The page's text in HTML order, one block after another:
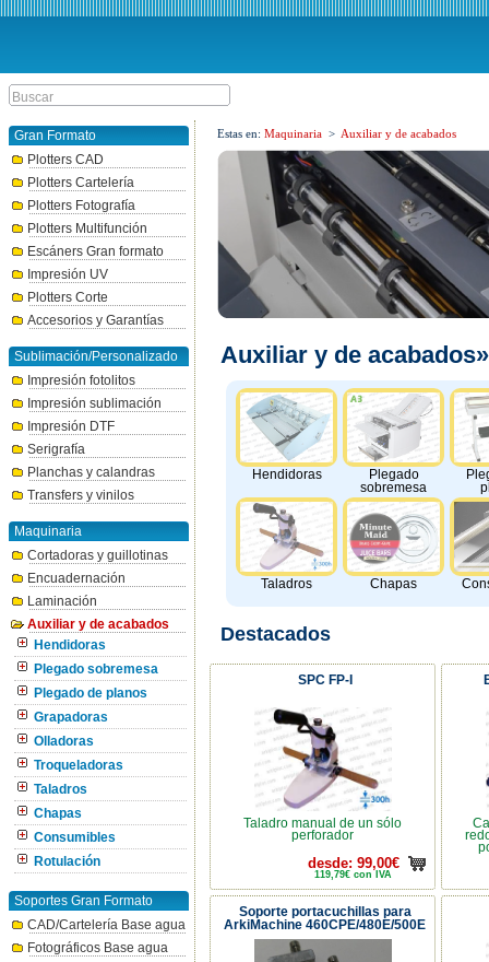
Gran Formato
Plotters CAD
Plotters Cartelería
Plotters Fotografía
Plotters Multifunción
Escáners Gran formato
Impresión UV
Plotters Corte
Accesorios y Garantías
Sublimación/Personalizado
Impresión fotolitos
Impresión sublimación
Impresión DTF
Serigrafía
Planchas y calandras
Transfers y vinilos
Maquinaria
Cortadoras y guillotinas
Encuadernación
Laminación
Auxiliar y de acabados
Hendidoras
Plegado sobremesa
Plegado de planos
Grapadoras
Olladoras
Troqueladoras
Taladros
Chapas
Consumibles
Rotulación
Soportes Gran Formato
CAD/Cartelería Base agua
Fotográficos Base agua
Estas en: Maquinaria > Auxiliar y de acabados
Auxiliar y de acabados»
Hendidoras
Plegado
sobremesa
Taladros Chapas
Destacados
SPC FP-I
Taladro manual de un sólo
perforador
desde: 99,00€
119,79€ con IVA
Soporte portacuchillas para
ArkiMachine 460CPE/480E/500E